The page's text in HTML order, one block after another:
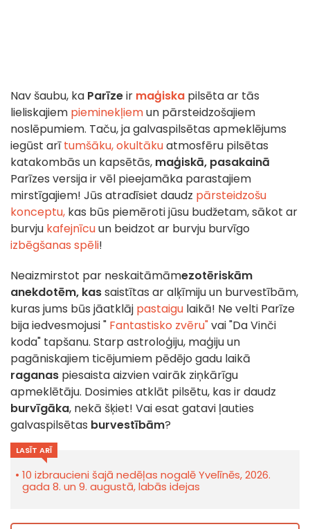
Nav šaubu, ka Parīzeir maģiska pilsēta ar tās
lieliskajiem pieminekļiemun pārsteidzošajiem
noslēpumiem. Taču, ja galvaspilsētas apmeklējums
iegūst arītumšāku, okultākuatmosfēru pilsētas
katakombās un kapsētās, maģiskā, pasakainā
Parīzes versija ir vēl pieejamāka parastajiem
mirstīgajiem! Jūs atradīsiet daudz pārsteidzošu
konceptu, kas būs piemēroti jūsu budžetam, sākot ar
burvju kafejnīcuun beidzot ar burvju burvīgo
izbēgšanas spēli!
Neaizmirstot par neskaitāmāmezotēriskām
anekdotēm, kassaistītas ar alķīmiju un burvestībām,
kuras jums būs jāatklāj pastaigu laikā! Ne velti Parīze
bija iedvesmojusi " Fantastisko zvēru"vai "Da Vinči
koda" tapšanu. Starp astroloģiju, maģiju un
pagāniskajiem ticējumiem pēdējo gadu laikā
raganas piesaista aizvien vairāk ziņkārīgu
apmeklētāju. Dosimies atklāt pilsētu, kas ir daudz
burvīgāka, nekā šķiet! Vai esat gatavi ļauties
galvaspilsētas burvestībām?
LASĪT ARĪ
10 izbraucieni šajā nedēļas nogalē Yvelīnēs, 2026.
gada 8. un 9. augustā, labās idejas